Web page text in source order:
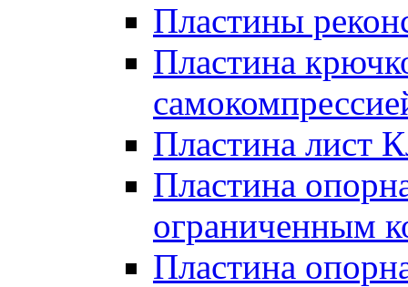
Пластины
Пластина
Пластина лист
Пластина
ограниченным
Пластина